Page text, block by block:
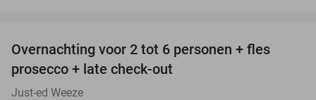
Overnachting voor 2 tot 6 personen + fles
prosecco + late check-out
Just-ed Weeze